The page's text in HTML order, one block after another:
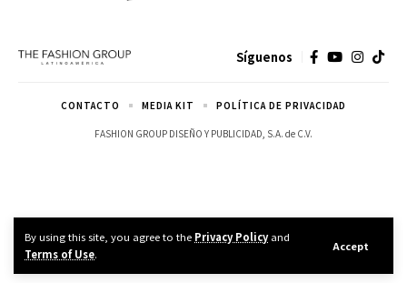
By using this site, you agree to the Privacy Policyand
Terms of Use.
Accept
Síguenos
FASHION GROUP DISEÑO Y PUBLICIDAD, S.A. de C.V.
CONTACTO MEDIA KIT POLÍTICA DE PRIVACIDAD